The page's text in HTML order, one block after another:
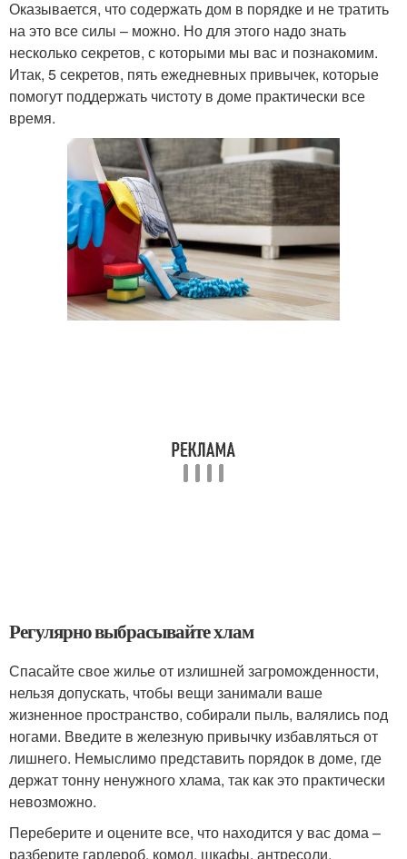
Оказывается, что содержать дом в порядке и не тратить
на это все силы – можно. Но для этого надо знать
несколько секретов, с которыми мы вас и познакомим.
Итак, 5 секретов, пять ежедневных привычек, которые
помогут поддержать чистоту в доме практически все
время.
Регулярно выбрасывайте хлам
Спасайте свое жилье от излишней загроможденности,
нельзя допускать, чтобы вещи занимали ваше
жизненное пространство, собирали пыль, валялись под
ногами. Введите в железную привычку избавляться от
лишнего. Немыслимо представить порядок в доме, где
держат тонну ненужного хлама, так как это практически
невозможно.
Переберите и оцените все, что находится у вас дома –
разберите гардероб, комод, шкафы, антресоли.